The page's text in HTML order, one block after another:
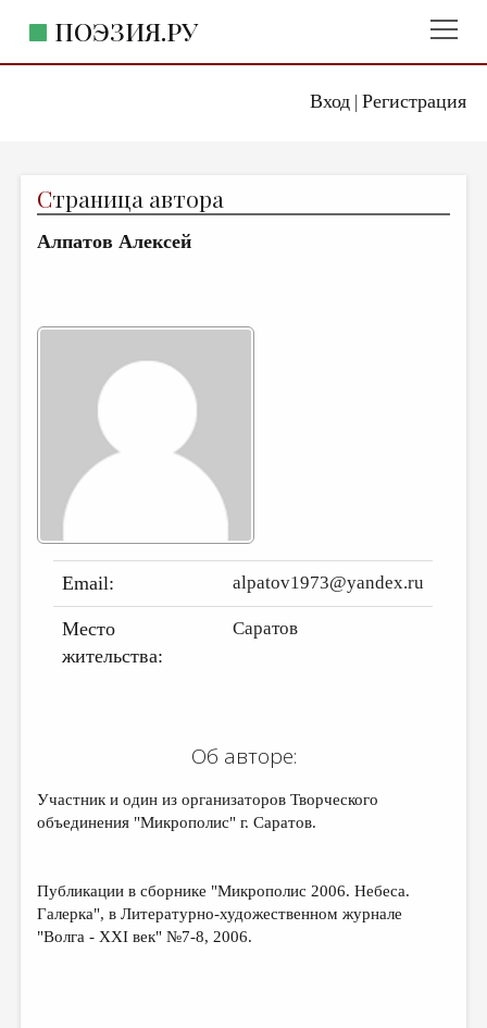
Вход| Регистрация
ПОЭЗИЯ.РУ
ЖАНРЫ
АВТОРЫ
ЛИТСАЛОН
ПРАВИЛА САЙТА
ОТДЕЛЫ И РУБРИКИ
ИЗБРАННОЕ
ДАЙДЖЕСТ
ПРОИЗВЕДЕНИЯ
ПЕРЕВОДЫ
КОНКУРСЫ
ОБЗОР ЛИТЕРАТУРЫ
ОБЪЯВЛЕНИЯ
РЕДКОЛЛЕГИЯ
ОТ РЕДАКЦИИ
Страница автора
Алпатов Алексей
Email: alpatov1973@yandex.ru
Место
жительства:
Саратов
Об авторе:
Участник и один из организаторов Творческого
объединения "Микрополис" г. Саратов.
Публикации в сборнике "Микрополис 2006. Небеса.
Галерка", в Литературно-художественном журнале
"Волга - XXI век" №7-8, 2006.